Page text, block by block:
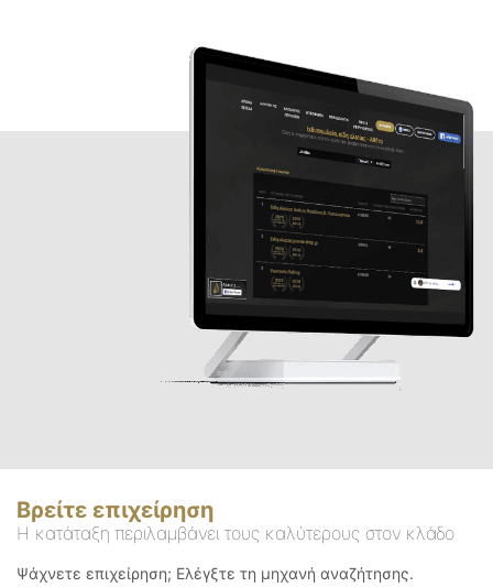
Βρείτε επιχείρηση
Η κατάταξη περιλαμβάνει τους καλύτερους στον κλάδο
Ψάχνετε επιχείρηση; Ελέγξτε τη μηχανή αναζήτησης.